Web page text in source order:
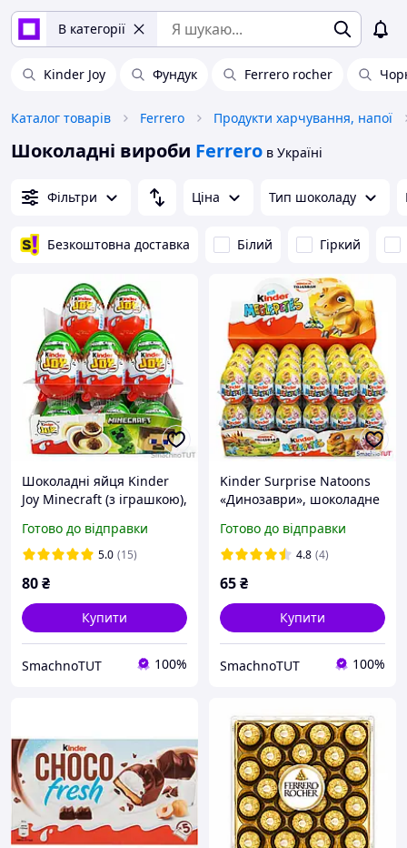
В категорії
Kinder Joy Фундук Ferrero rocher
Каталог товарів Ferrero Продукти харчування, напої
Шоколадні вироби Ferrero в Україні
Фільтри Ціна Тип шоколаду
Безкоштовна доставка Білий Гіркий
Шоколадні яйця Kinder
Joy Minecraft (з іграшкою),
Готово до відправки
5.0 (15)
80₴
Купити
SmachnoTUT 100%
Kinder Surprise Natoons
«Динозаври», шоколадне
Сюрприз)
Готово до відправки
4.8 (4)
65₴
Купити
SmachnoTUT 100%